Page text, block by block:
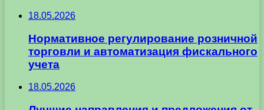
18.05.2026
Нормативное регулирование розничной
торговли и автоматизация фискального
учета
18.05.2026